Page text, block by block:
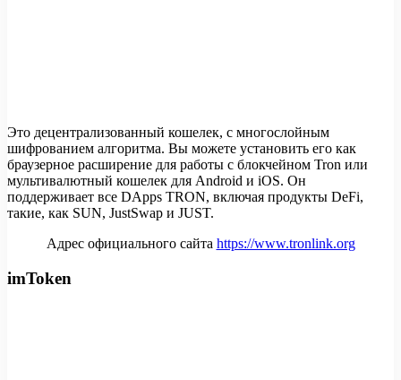
Это децентрализованный кошелек, с многослойным
шифрованием алгоритма. Вы можете установить его как
браузерное расширение для работы с блокчейном Tron или
мультивалютный кошелек для Android и iOS. Он
поддерживает все DApps TRON, включая продукты DeFi,
такие, как SUN, JustSwap и JUST.
Адрес официального сайта https://www.tronlink.org
imToken